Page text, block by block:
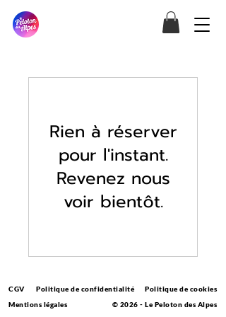
Rien à réserver
pour l'instant.
Revenez nous
voir bientôt.
CGV Politique de confidentialité
Politique de cookies
Mentions légales
© 2026 - Le Peloton des Alpes